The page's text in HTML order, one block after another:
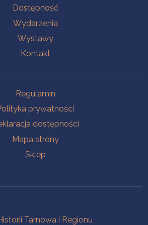
Dostępność
Wydarzenia
Wystawy
Kontakt
Regulamin
prywatności
dostępności
Mapa strony
Sklep
Tarnowa i Regionu